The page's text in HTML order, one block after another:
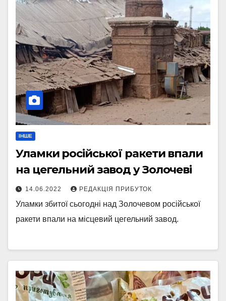
ІНШЕ
Уламки російської ракети впали
на цегельний завод у Золочеві
14.06.2022 РЕДАКЦІЯ ПРИБУТОК
Уламки збитої сьогодні над Золочевом російської
ракети впали на місцевий цегельний завод.